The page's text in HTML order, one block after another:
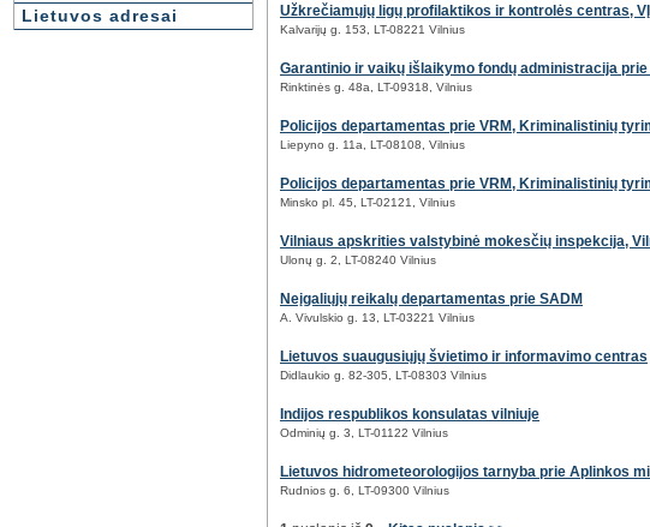
Lietuvos adresai
Užkrečiamųjų ligų profilaktikos ir kontrolės centras, VĮ
Kalvarijų g. 153, LT-08221 Vilnius
Garantinio ir vaikų išlaikymo fondų administracija prie
Rinktinės g. 48a, LT-09318, Vilnius
Policijos departamentas prie VRM, Kriminalistinių
Liepyno g. 11a, LT-08108, Vilnius
Policijos departamentas prie VRM, Kriminalistinių
Minsko pl. 45, LT-02121, Vilnius
Vilniaus apskrities valstybinė mokesčių inspekcija,
Ulonų g. 2, LT-08240 Vilnius
Neįgaliųjų reikalų departamentas prie SADM
A. Vivulskio g. 13, LT-03221 Vilnius
Lietuvos suaugusiųjų švietimo ir informavimo centras
Didlaukio g. 82-305, LT-08303 Vilnius
Indijos respublikos konsulatas vilniuje
Odminių g. 3, LT-01122 Vilnius
Lietuvos hidrometeorologijos tarnyba prie Aplinkos
Rudnios g. 6, LT-09300 Vilnius